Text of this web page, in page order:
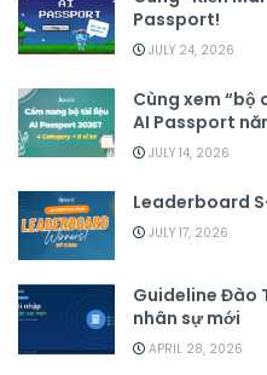
Passport!
JULY 24, 2026
Cùng xem “bộ
AI Passport
JULY 14, 2026
Leaderboard
JULY 17, 2026
Guideline Đào
nhân sự mới
APRIL 28, 2026